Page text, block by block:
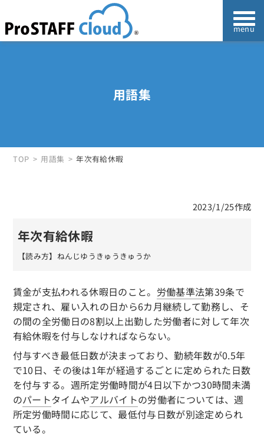
用語集
TOP 用語集 年次有給休暇
2023/1/25作成
年次有給休暇
【読み方】ねんじゆうきゅうきゅうか
賃金が支払われる休暇日のこと。 労働基準法第39条で
規定され、雇い入れの日から6カ月継続して勤務し、そ
の間の全労働日の8割以上出勤した労働者に対して年次
有給休暇を付与しなければならない。
付与すべき最低日数が決まっており、勤続年数が0.5年
で10日、その後は1年が経過するごとに定められた日数
を付与する。週所定労働時間が4日以下かつ30時間未満
のパートタイムやアルバイトの労働者については、週
所定労働時間に応じて、最低付与日数が別途定められ
ている。